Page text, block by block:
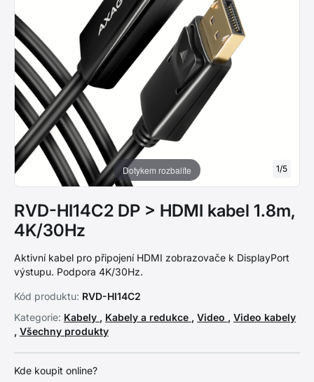
Dotykem rozbalíte 1/5
RVD-HI14C2 DP > HDMI kabel 1.8m,
4K/30Hz
Aktivní kabel pro připojení HDMI zobrazovače k DisplayPort
výstupu. Podpora 4K/30Hz.
Kód produktu: RVD-HI14C2
Kategorie: Kabely , Kabely a redukce , Video , Video kabely
, Všechny produkty
Kde koupit online?